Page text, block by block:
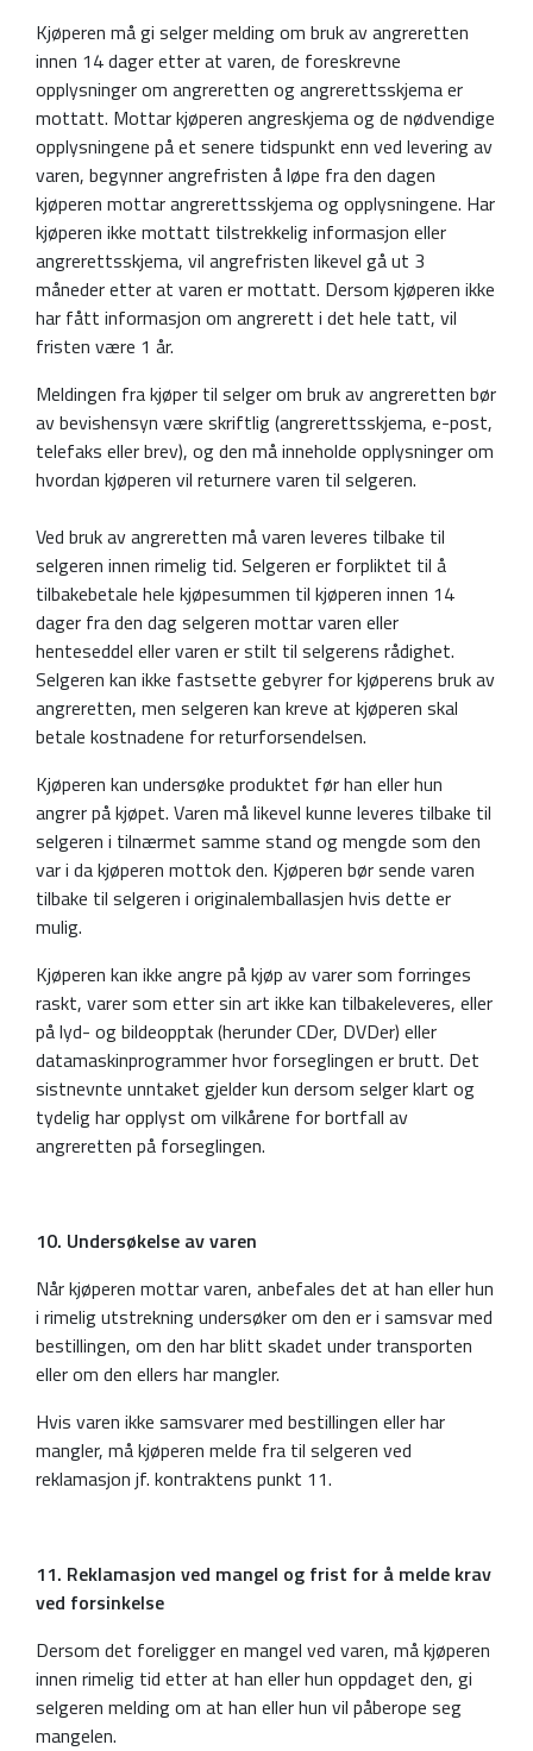
Kjøperen må gi selger melding om bruk av angreretten
innen 14 dager etter at varen, de foreskrevne
opplysninger om angreretten og angrerettsskjema er
mottatt. Mottar kjøperen angreskjema og de nødvendige
opplysningene på et senere tidspunkt enn ved levering av
varen, begynner angrefristen å løpe fra den dagen
kjøperen mottar angrerettsskjema og opplysningene. Har
kjøperen ikke mottatt tilstrekkelig informasjon eller
angrerettsskjema, vil angrefristen likevel gå ut 3
måneder etter at varen er mottatt. Dersom kjøperen ikke
har fått informasjon om angrerett i det hele tatt, vil
fristen være 1 år.
Meldingen fra kjøper til selger om bruk av angreretten bør
av bevishensyn være skriftlig (angrerettsskjema, e-post,
telefaks eller brev), og den må inneholde opplysninger om
hvordan kjøperen vil returnere varen til selgeren.
Ved bruk av angreretten må varen leveres tilbake til
selgeren innen rimelig tid. Selgeren er forpliktet til å
tilbakebetale hele kjøpesummen til kjøperen innen 14
dager fra den dag selgeren mottar varen eller
henteseddel eller varen er stilt til selgerens rådighet.
Selgeren kan ikke fastsette gebyrer for kjøperens bruk av
angreretten, men selgeren kan kreve at kjøperen skal
betale kostnadene for returforsendelsen.
Kjøperen kan undersøke produktet før han eller hun
angrer på kjøpet. Varen må likevel kunne leveres tilbake til
selgeren i tilnærmet samme stand og mengde som den
var i da kjøperen mottok den. Kjøperen bør sende varen
tilbake til selgeren i originalemballasjen hvis dette er
mulig.
Kjøperen kan ikke angre på kjøp av varer som forringes
raskt, varer som etter sin art ikke kan tilbakeleveres, eller
på lyd- og bildeopptak (herunder CDer, DVDer) eller
datamaskinprogrammer hvor forseglingen er brutt. Det
sistnevnte unntaket gjelder kun dersom selger klart og
tydelig har opplyst om vilkårene for bortfall av
angreretten på forseglingen.
10. Undersøkelse av varen
Når kjøperen mottar varen, anbefales det at han eller hun
i rimelig utstrekning undersøker om den er i samsvar med
bestillingen, om den har blitt skadet under transporten
eller om den ellers har mangler.
Hvis varen ikke samsvarer med bestillingen eller har
mangler, må kjøperen melde fra til selgeren ved
reklamasjon jf. kontraktens punkt 11.
11. Reklamasjon ved mangel og frist for å melde krav
ved forsinkelse
Dersom det foreligger en mangel ved varen, må kjøperen
innen rimelig tid etter at han eller hun oppdaget den, gi
selgeren melding om at han eller hun vil påberope seg
mangelen.